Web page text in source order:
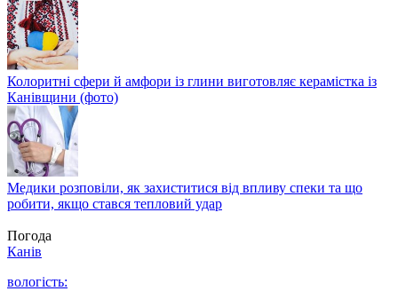
Колоритні сфери й амфори із глини виготовляє керамістка із
Канівщини (фото)
Медики розповіли, як захиститися від впливу спеки та що
робити, якщо стався тепловий удар
Погода
Канів
вологість: